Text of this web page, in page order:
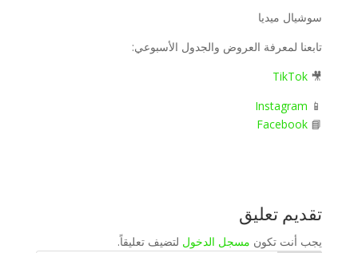
سوشيال ميديا
تابعنا لمعرفة العروض والجدول الأسبوعي:
🎥
TikTok
📱
Instagram
📘
Facebook
تقديم تعليق
يجب أنت تكون مسجل الدخول لتضيف تعليقاً.